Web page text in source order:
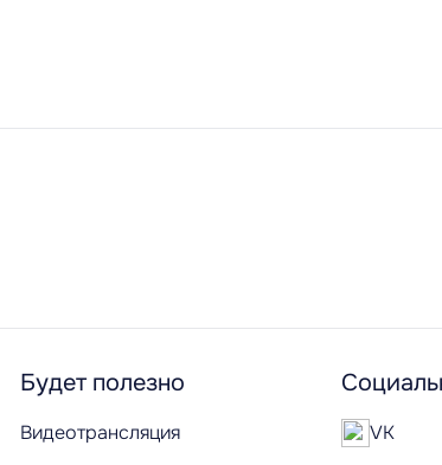
Будет полезно
Видеотрансляция
VK